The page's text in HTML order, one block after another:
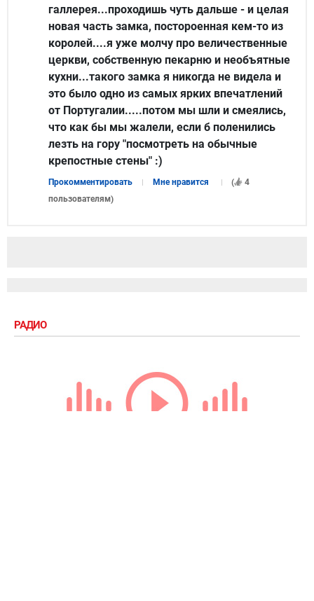
галлерея...проходишь чуть дальше - и целая
новая часть замка, постороенная кем-то из
королей....я уже молчу про величественные
церкви, собственную пекарню и необъятные
кухни...такого замка я никогда не видела и
это было одно из самых ярких впечатлений
от Португалии.....потом мы шли и смеялись,
что как бы мы жалели, если б поленились
лезть на гору "посмотреть на обычные
крепостные стены" :)
Прокомментировать Мне нравится (
4
пользователям)
РАДИО